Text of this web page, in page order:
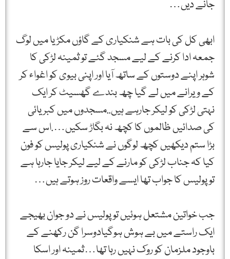
جانے دیں…
ابھی کل کی بات ہے شنکیاری کے گاؤں مکڑیا میں لوگ
جمعہ ادا کرنے کے لیے مسجد گئے تو ثمینہ لڑکی کا
شوہر اپنے دوستوں کے ساتھ آیا اور اپنی بیوی کو اغواء کر
کے ویرانے میں لے گیا چھ بندے گھسیٹ کر ایک
نہتی لڑکی کو لیکر جارہے ہیں..مسجدوں میں کبریائی
کی صدائیں ظالموں کا کچھ نہ بگاڑ سکیں….اس سے
بڑا ستم دیکھیں کچھ لوگوں نے شنکیاری پولیس کو فون
کیا کہ جناب لڑکی کو مارنے کے لیے لیکر جایا جارہا ہے
تو پولیس کا جواب تھا ایسے واقعات روز ہوتے ہیں…
جب خواتین مشتعل ہوئیں تو پولیس نے دو جوان بھیجے
ایک راستے میں بے ہوش ہوگیادوسرا گن رکھنے کے
باوجود ملزمان کو روک نہیں رہا تھا…ثمینہ اور اسکا